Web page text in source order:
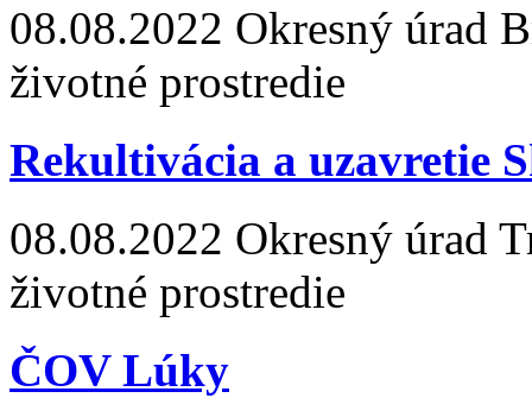
08.08.2022 Okresný úrad
životné prostredie
Rekultivácia a uzavretie
08.08.2022 Okresný úrad
životné prostredie
ČOV Lúky